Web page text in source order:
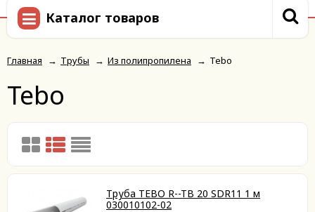
Каталог товаров
Главная → Трубы → Из полипропилена → Tebo
Tebo
Труба TEBO R--TB 20 SDR11 1 м
030010102-02